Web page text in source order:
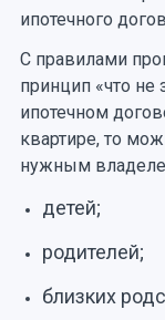
ипотечного
С правилами
принцип «что не
ипотечном
квартире, то
нужным
детей;
родителей;
близких